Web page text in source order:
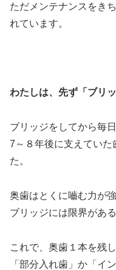
ただメンテナンスをき
れています。
わたしは、先ず「ブリ
ブリッジをしてから毎
7～８年後に支えていた
た。
奥歯はとくに嚙む力が
ブリッジには限界がある
これで、奥歯１本を残
「部分入れ歯」か「イ